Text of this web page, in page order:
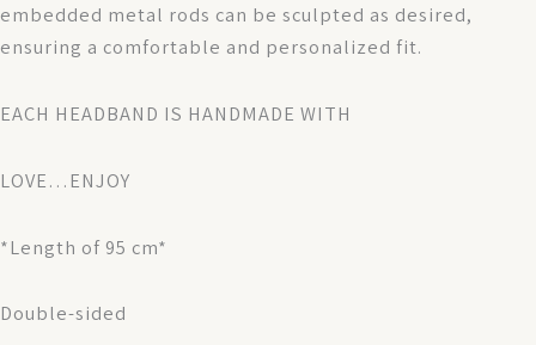
embedded metal rods can be sculpted as desired,
ensuring a comfortable and personalized fit.
EACH HEADBAND IS HANDMADE WITH
LOVE…ENJOY
*Length of 95 cm*
Double-sided